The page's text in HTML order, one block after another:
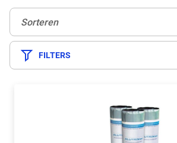
Sorteren:
Sorteren
FILTERS